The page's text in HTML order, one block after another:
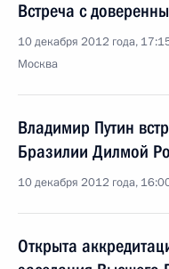
Встреча с
10 декабря 2012 года,
Москва
Владимир Путин
Бразилии Дилмой
10 декабря 2012 года,
Открыта